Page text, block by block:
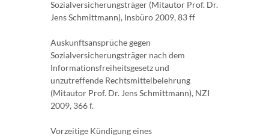
Sozialversicherungsträger (Mitautor Prof. Dr.
Jens Schmittmann), Insbüro 2009, 83 ff
Auskunftsansprüche gegen
Sozialversicherungsträger nach dem
Informationsfreiheitsgesetz und
unzutreffende Rechtsmittelbelehrung
(Mitautor Prof. Dr. Jens Schmittmann), NZI
2009, 366 f.
Vorzeitige Kündigung eines